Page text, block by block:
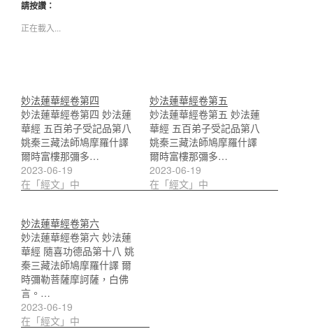
請按讚：
正在載入...
妙法蓮華經卷第四
妙法蓮華經卷第四 妙法蓮
華經 五百弟子受記品第八
姚秦三藏法師鳩摩羅什譯
爾時富樓那彌多…
2023-06-19
在「經文」中
妙法蓮華經卷第五
妙法蓮華經卷第五 妙法蓮
華經 五百弟子受記品第八
姚秦三藏法師鳩摩羅什譯
爾時富樓那彌多…
2023-06-19
在「經文」中
妙法蓮華經卷第六
妙法蓮華經卷第六 妙法蓮
華經 隨喜功德品第十八 姚
秦三藏法師鳩摩羅什譯 爾
時彌勒菩薩摩訶薩，白佛
言。…
2023-06-19
在「經文」中